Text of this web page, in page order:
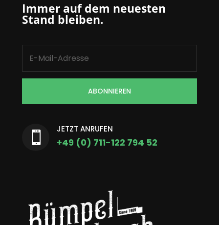
Immer auf dem neuesten
Stand bleiben.
ABONNIEREN

JETZT ANRUFEN
+49 (0) 711-122 794 52